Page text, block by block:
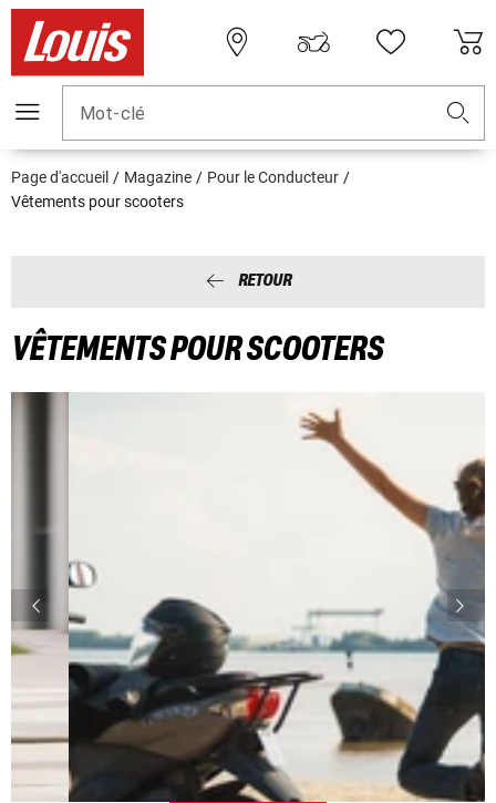
Mot-clé
Page d'accueil Magazine
Pour le Conducteur
Vêtements pour scooters
RETOUR
VÊTEMENTS POUR SCOOTERS